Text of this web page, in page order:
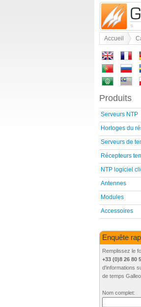
Accueil
Produits
Serveurs NTP
Horloges du
Serveurs de
Récepteurs
NTP logiciel
Antennes
Modules
Accessoires
Enquête
Remplissez le
+33 (0)8 26 80
d'informations
de temps
Nom complet: